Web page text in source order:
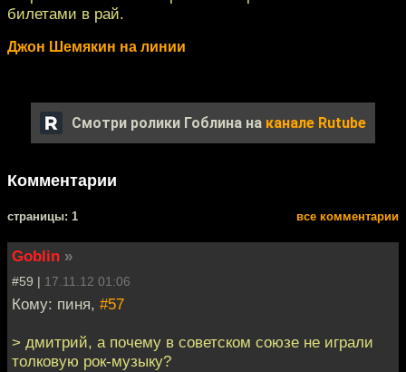
билетами в рай.
Джон Шемякин на линии
Смотри ролики Гоблина на канале Rutube
Комментарии
cтраницы: 1 все комментарии
Goblin »
#59 | 17.11.12 01:06
Кому: пиня, #57
> дмитрий, а почему в советском союзе не играли
толковую рок-музыку?